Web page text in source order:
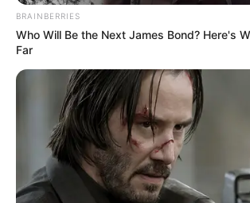
Η είδηση αυτή ήρθε να
ανησυχίες για την κατάσταση της
BRAINBERRIES
Who Will Be the Next James Bond? Here's
Far